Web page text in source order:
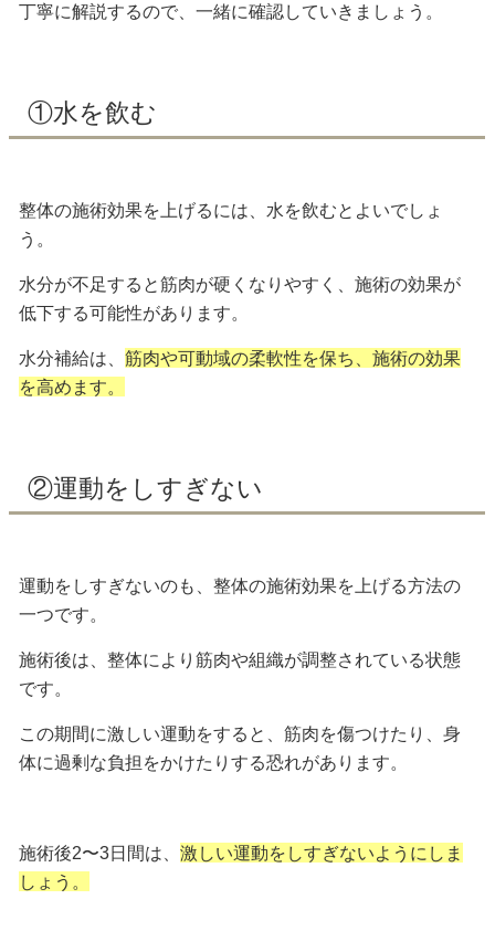
丁寧に解説するので、一緒に確認していきましょう。
①水を飲む
整体の施術効果を上げるには、水を飲むとよいでしょ
う。
水分が不足すると筋肉が硬くなりやすく、施術の効果が
低下する可能性があります。
水分補給は、 筋肉や可動域の柔軟性を保ち、施術の効果
を高めます。
②運動をしすぎない
運動をしすぎないのも、整体の施術効果を上げる方法の
一つです。
施術後は、整体により 筋肉や組織が調整されている状態
です。
この期間に激しい運動をすると、筋肉を傷つけたり、身
体に過剰な負担をかけたりする恐れがあります。
施術後2〜3日間は、 激しい運動をしすぎないようにしま
しょう。